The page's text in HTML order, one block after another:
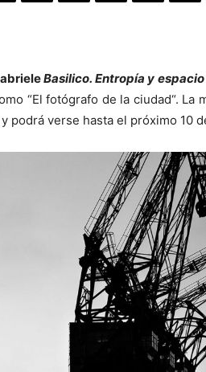
Basilico. Entropía y espacio
“El fotógrafo de la ciudad“. La
podrá verse hasta el próximo 10